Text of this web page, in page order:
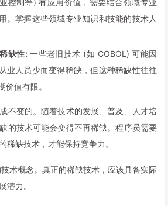
控制等) 有应用价值，需要结合领域专业
。掌握这些领域专业知识和技能的技术人
缺性:一些老旧技术 (如 COBOL) 可能因
业人员少而变得稀缺，但这种稀缺性往往
价值有限。
不变的。随着技术的发展、普及、人才培
的技术可能会变得不再稀缺。程序员需要
稀缺技术，才能保持竞争力。
术概念。真正的稀缺技术，应该具备实际
潜力。